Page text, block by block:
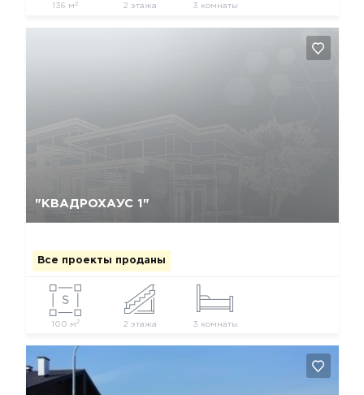
136 м 2 2 этажа 3 комнаты
"КВАДРОХАУС 1"
Все проекты проданы
100 м2 2 этажа 3 комнаты